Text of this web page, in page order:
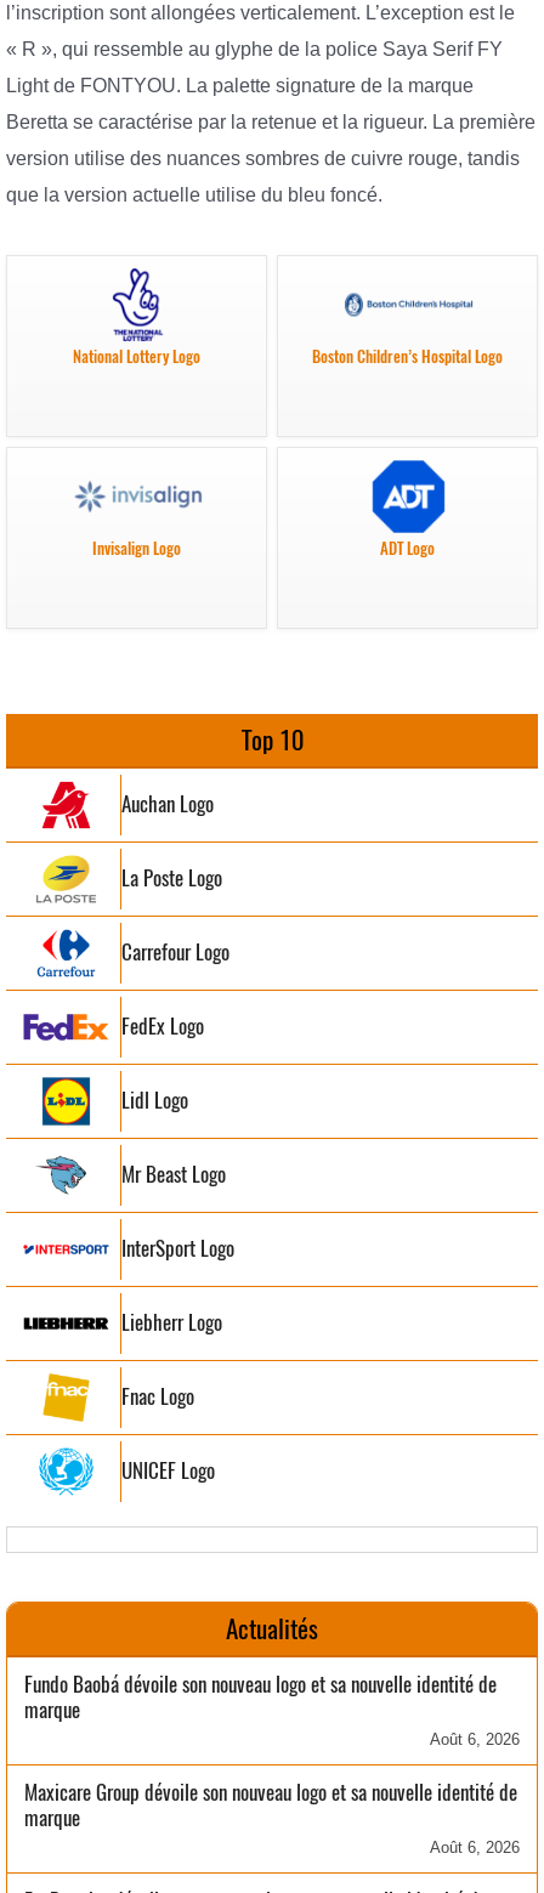
l’inscription sont allongées verticalement. L’exception est le
« R », qui ressemble au glyphe de la police Saya Serif FY
Light de FONTYOU. La palette signature de la marque
Beretta se caractérise par la retenue et la rigueur. La première
version utilise des nuances sombres de cuivre rouge, tandis
que la version actuelle utilise du bleu foncé.
National Lottery Logo Boston Children’s Hospital Logo
Invisalign Logo ADT Logo
Top 10
Auchan Logo
La Poste Logo
Carrefour Logo
FedEx Logo
Lidl Logo
Mr Beast Logo
InterSport Logo
Liebherr Logo
Fnac Logo
UNICEF Logo
Actualités
Fundo Baobá dévoile son nouveau logo et sa nouvelle identité de
marque
Août 6, 2026
Maxicare Group dévoile son nouveau logo et sa nouvelle identité de
marque
Août 6, 2026